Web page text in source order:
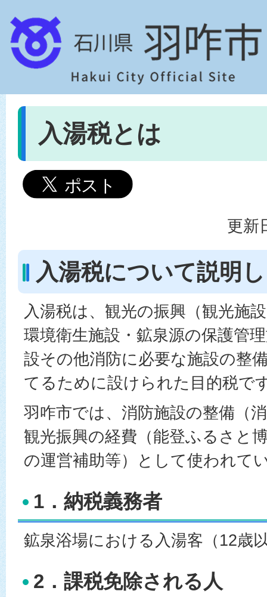
入湯税とは
更新
入湯税について説明
入湯税は、観光の振興（観光施
環境衛生施設・鉱泉源の保護管
設その他消防に必要な施設の整
てるために設けられた目的税で
羽咋市では、消防施設の整備（
観光振興の経費（能登ふるさと
の運営補助等）として使われて
1．納税義務者
鉱泉浴場における入湯客（12歳
2．課税免除される人